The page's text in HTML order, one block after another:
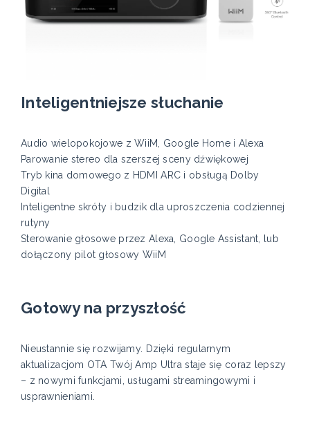
Inteligentniejsze słuchanie
Audio wielopokojowe z WiiM, Google Home i Alexa
Parowanie stereo dla szerszej sceny dźwiękowej
Tryb kina domowego z HDMI ARC i obsługą Dolby
Digital
Inteligentne skróty i budzik dla uproszczenia codziennej
rutyny
Sterowanie głosowe przez Alexa, Google Assistant, lub
dołączony pilot głosowy WiiM
Gotowy na przyszłość
Nieustannie się rozwijamy. Dzięki regularnym
aktualizacjom OTA Twój Amp Ultra staje się coraz lepszy
– z nowymi funkcjami, usługami streamingowymi i
usprawnieniami.